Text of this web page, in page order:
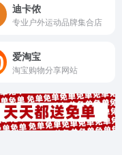
迪卡侬
专业户外运动品牌集合店
爱淘宝
淘宝购物分享网站